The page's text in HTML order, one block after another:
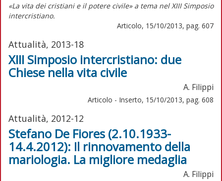
«La vita dei cristiani e il potere civile» a tema nel XIII Simposio
intercristiano.
Articolo, 15/10/2013, pag. 607
Attualità, 2013-18
XIII Simposio intercristiano: due
Chiese nella vita civile
A. Filippi
Articolo - Inserto, 15/10/2013, pag. 608
Attualità, 2012-12
Stefano De Fiores (2.10.1933-
14.4.2012): Il rinnovamento della
mariologia. La migliore medaglia
A. Filippi